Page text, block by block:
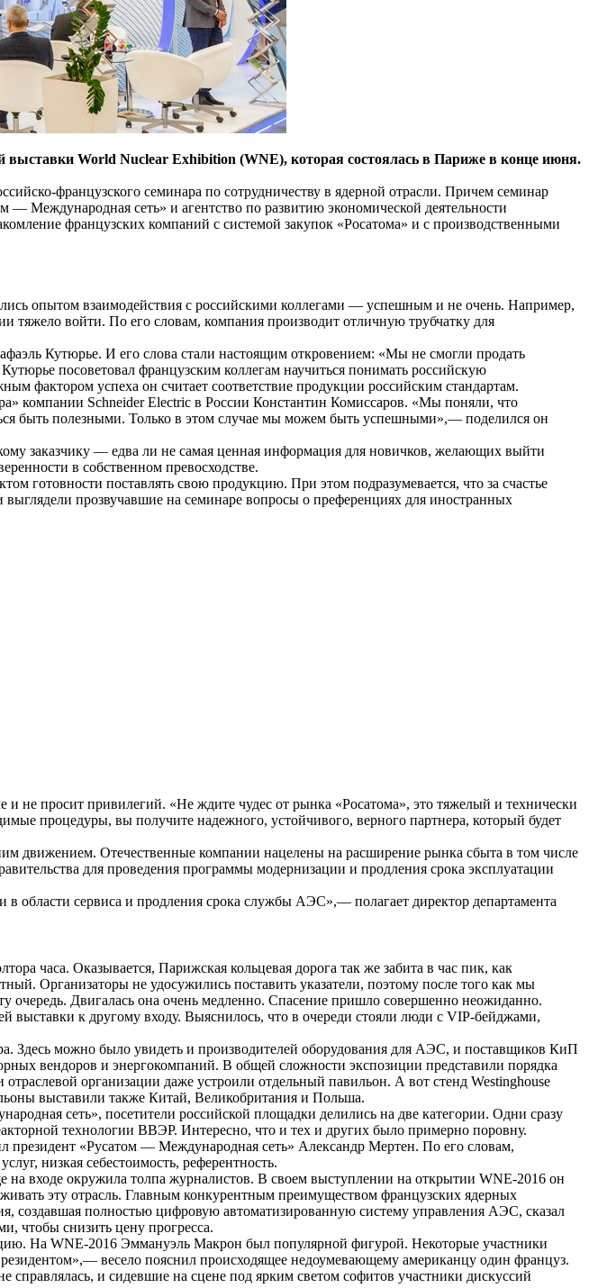
World Nuclear Exhibition (WNE), которая состоялась в Париже в конце июня.
французского семинара по сотрудничеству в ядерной отрасли. Причем семинар
— Международная сеть» и агентство по развитию экономической деятельности
французских компаний с системой закупок «Росатома» и с производственными
опытом взаимодействия с российскими коллегами — успешным и не очень. Например,
войти. По его словам, компания производит отличную трубчатку для
Кутюрье. И его слова стали настоящим откровением: «Мы не смогли продать
посоветовал французским коллегам научиться понимать российскую
фактором успеха он считает соответствие продукции российским стандартам.
компании Schneider Electric в России Константин Комиссаров. «Мы поняли, что
быть полезными. Только в этом случае мы можем быть успешными»,— поделился он
заказчику — едва ли не самая ценная информация для новичков, желающих выйти
в собственном превосходстве.
готовности поставлять свою продукцию. При этом подразумевается, что за счастье
прозвучавшие на семинаре вопросы о преференциях для иностранных
не просит привилегий. «Не ждите чудес от рынка «Росатома», это тяжелый и технически
процедуры, вы получите надежного, устойчивого, верного партнера, который будет
движением. Отечественные компании нацелены на расширение рынка сбыта в том числе
для проведения программы модернизации и продления срока эксплуатации
области сервиса и продления срока службы АЭС»,— полагает директор департамента
часа. Оказывается, Парижская кольцевая дорога так же забита в час пик, как
Организаторы не удосужились поставить указатели, поэтому после того как мы
очередь. Двигалась она очень медленно. Спасение пришло совершенно неожиданно.
выставки к другому входу. Выяснилось, что в очереди стояли люди с VIP-бейджами,
Здесь можно было увидеть и производителей оборудования для АЭС, и поставщиков КиП
вендоров и энергокомпаний. В общей сложности экспозиции представили порядка
организации даже устроили отдельный павильон. А вот стенд Westinghouse
выставили также Китай, Великобритания и Польша.
сеть», посетители российской площадки делились на две категории. Одни сразу
технологии ВВЭР. Интересно, что и тех и других было примерно поровну.
«Русатом — Международная сеть» Александр Мертен. По его словам,
низкая себестоимость, референтность.
входе окружила толпа журналистов. В своем выступлении на открытии WNE-2016 он
эту отрасль. Главным конкурентным преимуществом французских ядерных
создавшая полностью цифровую автоматизированную систему управления АЭС, сказал
чтобы снизить цену прогресса.
На WNE-2016 Эммануэль Макрон был популярной фигурой. Некоторые участники
весело пояснил происходящее недоумевающему американцу один француз.
и сидевшие на сцене под ярким светом софитов участники дискуссий